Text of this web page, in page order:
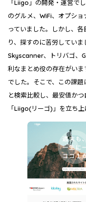
「Liigo」の開発・運営で
のグルメ、WiFi、オプシ
っていました。しかし、
り、探すのに苦労していま
Skyscanner、トリバゴ、
利なまとめ役の存在がい
でした。そこで、この課
と検索比較し、最安値か
「Liigo(リーゴ)」を立ち上